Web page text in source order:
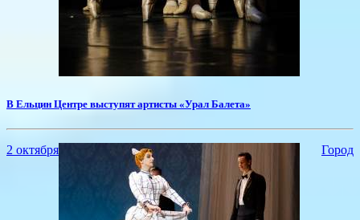
В Ельцин Центре выступят артисты «Урал Балета»
2 октября Город